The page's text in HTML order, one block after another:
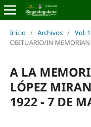
Inicio / Archivos / Vol.
OBITUARIO/IN MEMORIAN
A LA
LÓPEZ
1922 - 7 DE